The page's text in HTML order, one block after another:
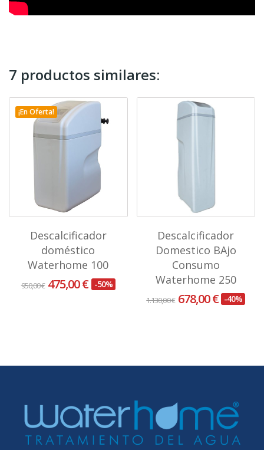
7 productos similares:
¡En Oferta!
Descalcificador
doméstico
Waterhome 100
950,00 € 475,00 € -50%
Descalcificador
Domestico BAjo
Consumo
Waterhome 250
1.130,00 € 678,00 € -40%